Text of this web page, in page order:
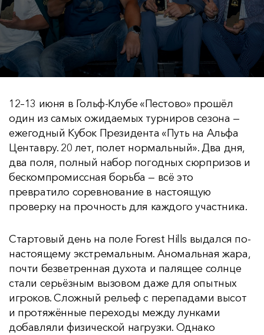
12–13 июня в Гольф-Клубе «Пестово» прошёл
один из самых ожидаемых турниров сезона —
ежегодный Кубок Президента «Путь на Альфа
Центавру. 20 лет, полет нормальный». Два дня,
два поля, полный набор погодных сюрпризов и
бескомпромиссная борьба — всё это
превратило соревнование в настоящую
проверку на прочность для каждого участника.
Стартовый день на поле Forest Hills выдался по-
настоящему экстремальным. Аномальная жара,
почти безветренная духота и палящее солнце
стали серьёзным вызовом даже для опытных
игроков. Сложный рельеф с перепадами высот
и протяжённые переходы между лунками
добавляли физической нагрузки. Однако